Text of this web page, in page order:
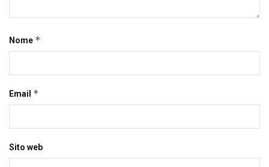
Nome *
Email *
Sito web